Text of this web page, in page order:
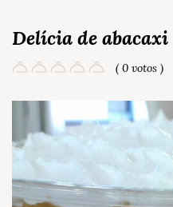
Delícia de abacaxi
( 0 votos )